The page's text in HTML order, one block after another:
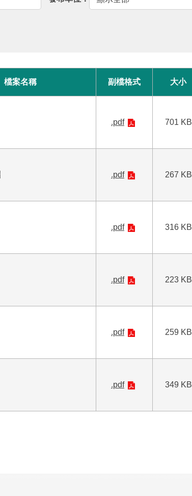
檔案名稱 副檔格式 大小
.pdf 701 KB
.pdf 267 KB
.pdf 316 KB
.pdf 223 KB
.pdf 259 KB
.pdf 349 KB